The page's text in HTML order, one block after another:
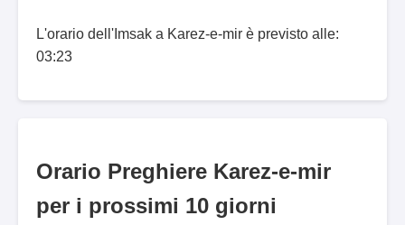
L'orario dell'Imsak a Karez-e-mir è previsto alle:
03:23
Orario Preghiere Karez-e-mir
per i prossimi 10 giorni